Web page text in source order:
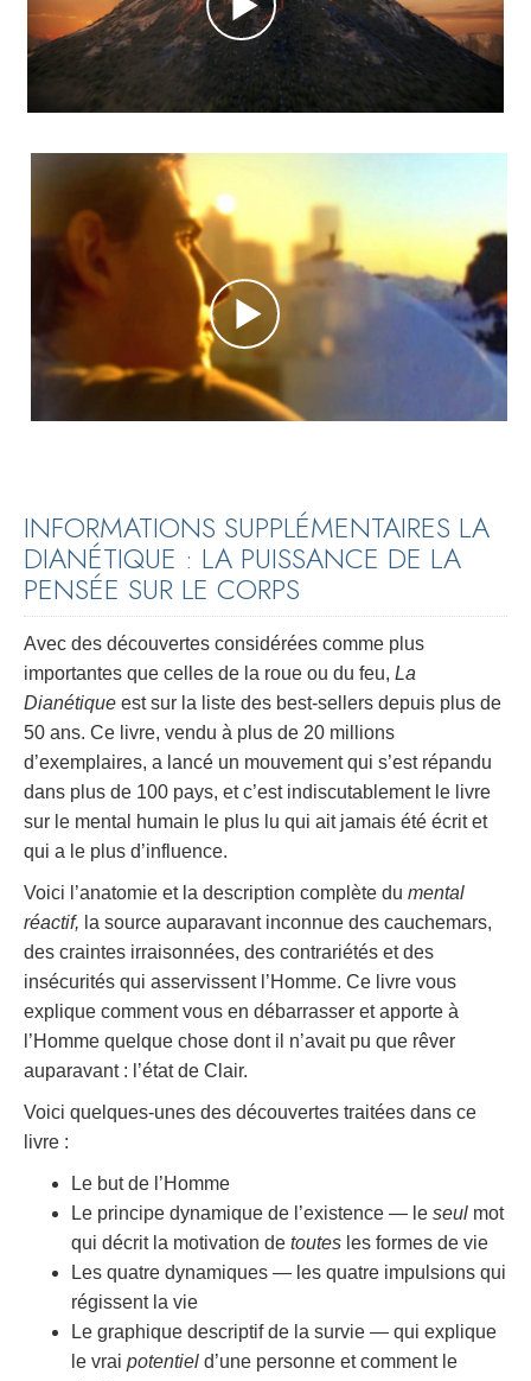
INFORMATIONS SUPPLÉMENTAIRES LA
DIANÉTIQUE : LA PUISSANCE DE LA
PENSÉE SUR LE CORPS
Avec des découvertes considérées comme plus
importantes que celles de la roue ou du feu, La
Dianétique est sur la liste des best-sellers depuis plus de
50 ans. Ce livre, vendu à plus de 20 millions
d’exemplaires, a lancé un mouvement qui s’est répandu
dans plus de 100 pays, et c’est indiscutablement le livre
sur le mental humain le plus lu qui ait jamais été écrit et
qui a le plus d’influence.
Voici l’anatomie et la description complète du mental
réactif, la source auparavant inconnue des cauchemars,
des craintes irraisonnées, des contrariétés et des
insécurités qui asservissent l’Homme. Ce livre vous
explique comment vous en débarrasser et apporte à
l’Homme quelque chose dont il n’avait pu que rêver
auparavant : l’état de Clair.
Voici quelques-unes des découvertes traitées dans ce
livre :
Le but de l’Homme
Le principe dynamique de l’existence — le seul mot
qui décrit la motivation de toutes les formes de vie
Les quatre dynamiques — les quatre impulsions qui
régissent la vie
Le graphique descriptif de la survie — qui explique
le vrai potentiel d’une personne et comment le